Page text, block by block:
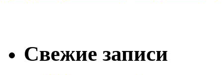
Свежие записи